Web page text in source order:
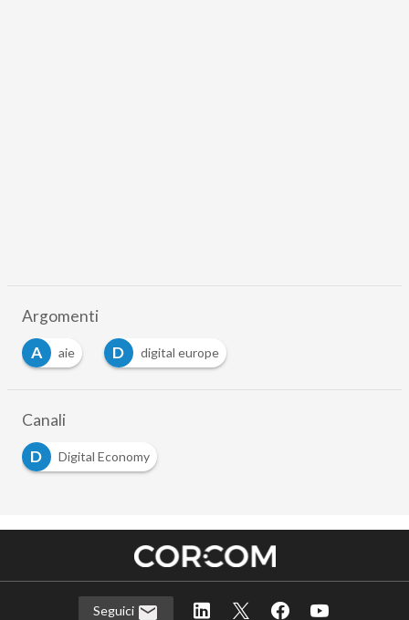
Argomenti
A
aie D digital europe
Canali
D
Digital Economy
Seguici